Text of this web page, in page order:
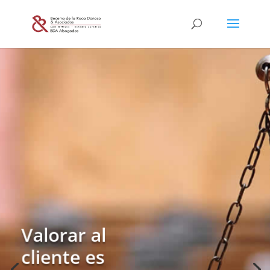
Valorar al
cliente es
Dedique sus
esfuerzos en el